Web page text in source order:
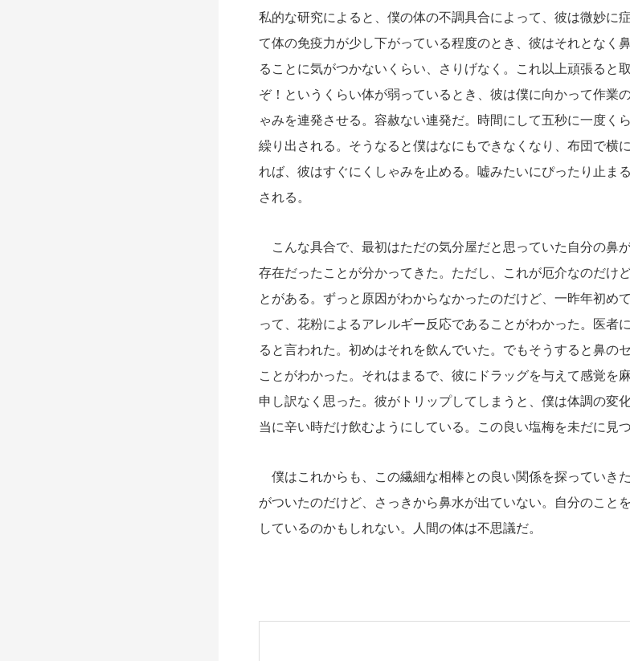
私的な研究によると、僕の体の不調具合によって、彼は微妙に
て体の免疫力が少し下がっている程度のとき、彼はそれとなく
ることに気がつかないくらい、さりげなく。これ以上頑張ると
ぞ！というくらい体が弱っているとき、彼は僕に向かって作業
ゃみを連発させる。容赦ない連発だ。時間にして五秒に一度く
繰り出される。そうなると僕はなにもできなくなり、布団で横
れば、彼はすぐにくしゃみを止める。嘘みたいにぴったり止ま
される。
こんな具合で、最初はただの気分屋だと思っていた自分の鼻
存在だったことが分かってきた。ただし、これが厄介なのだけ
とがある。ずっと原因がわからなかったのだけど、一昨年初め
って、花粉によるアレルギー反応であることがわかった。医者
ると言われた。初めはそれを飲んでいた。でもそうすると鼻の
ことがわかった。それはまるで、彼にドラッグを与えて感覚を
申し訳なく思った。彼がトリップしてしまうと、僕は体調の変
当に辛い時だけ飲むようにしている。この良い塩梅を未だに見
僕はこれからも、この繊細な相棒との良い関係を探っていき
がついたのだけど、さっきから鼻水が出ていない。自分のこと
しているのかもしれない。人間の体は不思議だ。